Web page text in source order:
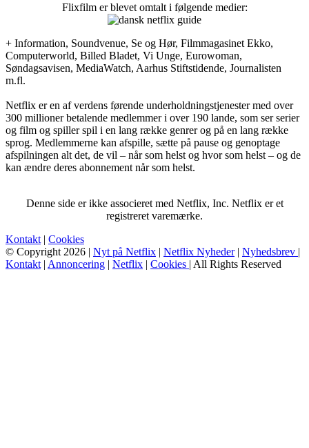
Flixfilm er blevet omtalt i følgende medier:
+ Information, Soundvenue, Se og Hør, Filmmagasinet Ekko,
Computerworld, Billed Bladet, Vi Unge, Eurowoman,
Søndagsavisen, MediaWatch, Aarhus Stiftstidende, Journalisten
m.fl.
Netflix er en af verdens førende underholdningstjenester med over
300 millioner betalende medlemmer i over 190 lande, som ser serier
og film og spiller spil i en lang række genrer og på en lang række
sprog. Medlemmerne kan afspille, sætte på pause og genoptage
afspilningen alt det, de vil – når som helst og hvor som helst – og de
kan ændre deres abonnement når som helst.
Denne side er ikke associeret med Netflix, Inc. Netflix er et
registreret varemærke.
Kontakt | Cookies
© Copyright 2026 | Nyt på Netflix | Netflix Nyheder| Nyhedsbrev |
Kontakt | Annoncering | Netflix | Cookies | All Rights Reserved